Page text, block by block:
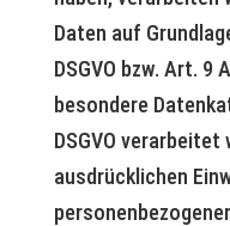
Daten auf
DSGVO bzw. Art. 9
besondere
DSGVO verarbeitet
ausdrücklichen